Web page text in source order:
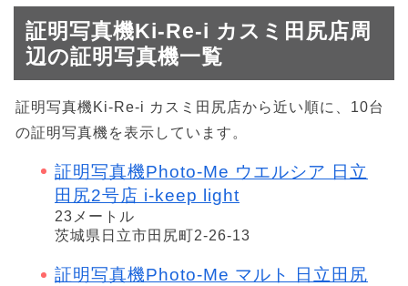
証明写真機Ki-Re-i カスミ田尻店周
辺の証明写真機一覧
証明写真機Ki-Re-i カスミ田尻店から近い順に、10台
の証明写真機を表示しています。
証明写真機Photo-Me ウエルシア 日立
田尻2号店 i-keep light
23メートル
茨城県日立市田尻町2-26-13
証明写真機Photo-Me マルト 日立田尻